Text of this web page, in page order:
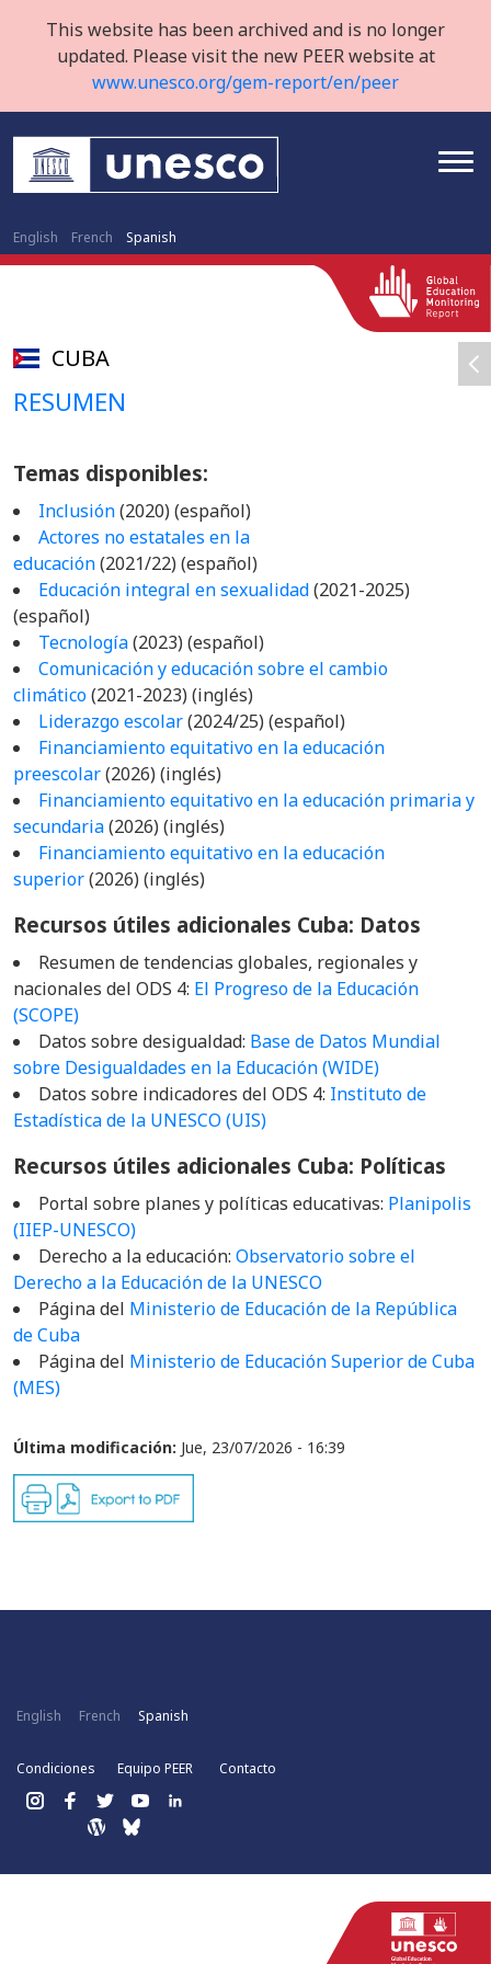
This website has been archived and is no longer
updated. Please visit the new PEER website at
www.unesco.org/gem-report/en/peer
English French Spanish
CUBA
RESUMEN
Temas disponibles:
Inclusión(2020) (español)
Actores no estatales en la
educación(2021/22) (español)
Educación integral en sexualidad(2021-2025)
(español)
Tecnología(2023) (español)
Comunicación y educación sobre el cambio
climático(2021-2023) (inglés)
Liderazgo escolar(2024/25) (español)
Financiamiento equitativo en la educación
preescolar(2026) (inglés)
Financiamiento equitativo en la educación primaria y
secundaria(2026) (inglés)
Financiamiento equitativo en la educación
superior(2026) (inglés)
Recursos útiles adicionales Cuba: Datos
Resumen de tendencias globales, regionales y
nacionales del ODS 4: El Progreso de la Educación
(SCOPE)
Datos sobre desigualdad: Base de Datos Mundial
sobre Desigualdades en la Educación(WIDE)
Datos sobre indicadores del ODS 4: Instituto de
Estadística de la UNESCO (UIS)
Recursos útiles adicionales Cuba: Políticas
Portal sobre planes y políticas educativas: Planipolis
(IIEP-UNESCO)
Derecho a la educación: Observatorio sobre el
Derecho a la Educación de la UNESCO
Página del Ministerio de Educación de la República
de Cuba
Página del Ministerio de Educación Superior de Cuba
(MES)
Última modificación: Jue, 23/07/2026 - 16:39
English French Spanish
Condiciones Equipo PEER Contacto